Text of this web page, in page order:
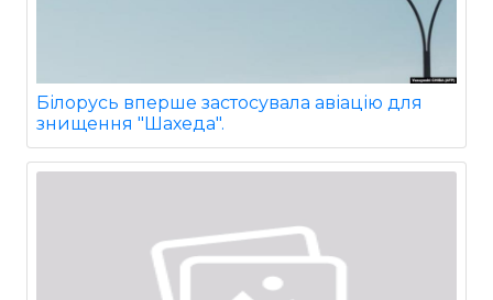
Білорусь вперше застосувала авіацію для
знищення "Шахеда".